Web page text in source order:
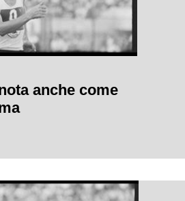
anche come